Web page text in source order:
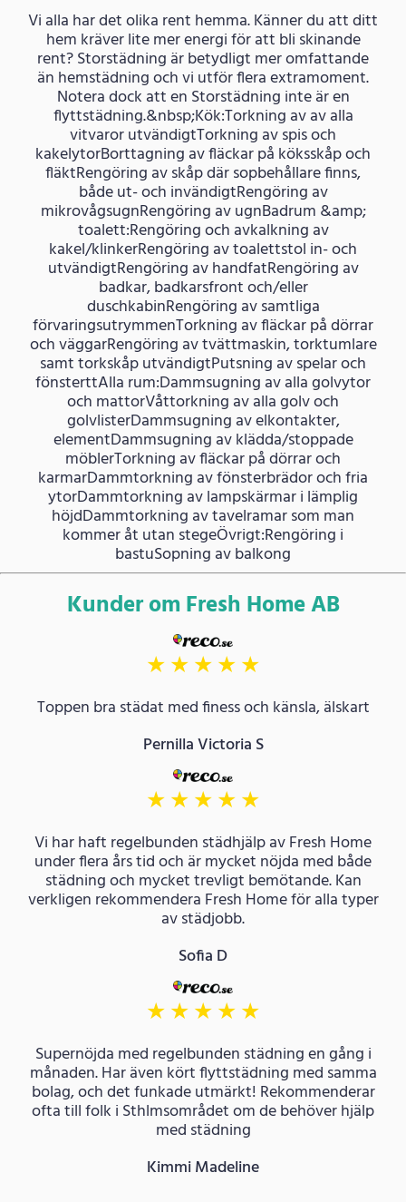
Vi alla har det olika rent hemma. Känner du att ditt
hem kräver lite mer energi för att bli skinande
rent? Storstädning är betydligt mer omfattande
än hemstädning och vi utför flera extramoment.
Notera dock att en Storstädning inte är en
flyttstädning.&nbsp;Kök:Torkning av av alla
vitvaror utvändigtTorkning av spis och
kakelytorBorttagning av fläckar på köksskåp och
fläktRengöring av skåp där sopbehållare finns,
både ut- och invändigtRengöring av
mikrovågsugnRengöring av ugnBadrum &amp;
toalett:Rengöring och avkalkning av
kakel/klinkerRengöring av toalettstol in- och
utvändigtRengöring av handfatRengöring av
badkar, badkarsfront och/eller
duschkabinRengöring av samtliga
förvaringsutrymmenTorkning av fläckar på dörrar
och väggarRengöring av tvättmaskin, torktumlare
samt torkskåp utvändigtPutsning av spelar och
fönsterttAlla rum:Dammsugning av alla golvytor
och mattorVåttorkning av alla golv och
golvlisterDammsugning av elkontakter,
elementDammsugning av klädda/stoppade
möblerTorkning av fläckar på dörrar och
karmarDammtorkning av fönsterbrädor och fria
ytorDammtorkning av lampskärmar i lämplig
höjdDammtorkning av tavelramar som man
kommer åt utan stegeÖvrigt:Rengöring i
bastuSopning av balkong
Kunder om Fresh Home AB
★★★★★
Toppen bra städat med finess och känsla, älskart
Pernilla Victoria S
★★★★★
Vi har haft regelbunden städhjälp av Fresh Home
under flera års tid och är mycket nöjda med både
städning och mycket trevligt bemötande. Kan
verkligen rekommendera Fresh Home för alla typer
av städjobb.
Sofia D
★★★★★
Supernöjda med regelbunden städning en gång i
månaden. Har även kört flyttstädning med samma
bolag, och det funkade utmärkt! Rekommenderar
ofta till folk i Sthlmsområdet om de behöver hjälp
med städning
Kimmi Madeline